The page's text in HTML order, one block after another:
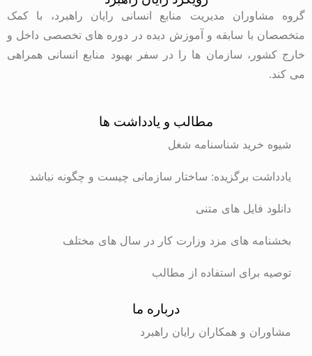
گروه مشاوران مدیریت منابع انسانی رایان راهبرد، با کمک
متخصصان با سابقه و آموزش دیده در دوره های تخصصی داخل و
خارج کشور، سازمان ها را در سفر بهبود منابع انسانی همراهی
می کند.
مطالب و یادداشت ها
شیوه خرید شناسنامه شغل
یادداشت برگزیده: ساختار سازمانی چیست و چگونه نباشد
دانلود فایل های متنی
بخشنامه های مزد وزارت کار در سال های مختلف
توصیه برای استفاده از مطالب
درباره ما
مشاوران و همکاران رایان راهبرد